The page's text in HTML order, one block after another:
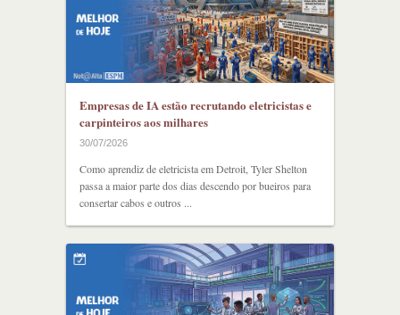
Empresas de IA estão recrutando eletricistas e
carpinteiros aos milhares
30/07/2026
Como aprendiz de eletricista em Detroit, Tyler Shelton
passa a maior parte dos dias descendo por bueiros para
consertar cabos e outros ...